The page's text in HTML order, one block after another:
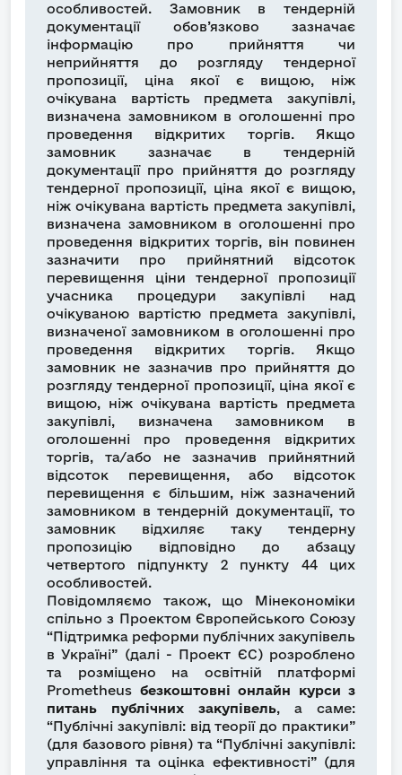
особливостей. Замовник в тендерній
документації обов’язково зазначає
інформацію про прийняття чи
неприйняття до розгляду тендерної
пропозиції, ціна якої є вищою, ніж
очікувана вартість предмета закупівлі,
визначена замовником в оголошенні про
проведення відкритих торгів. Якщо
замовник зазначає в тендерній
документації про прийняття до розгляду
тендерної пропозиції, ціна якої є вищою,
ніж очікувана вартість предмета закупівлі,
визначена замовником в оголошенні про
проведення відкритих торгів, він повинен
зазначити про прийнятний відсоток
перевищення ціни тендерної пропозиції
учасника процедури закупівлі над
очікуваною вартістю предмета закупівлі,
визначеної замовником в оголошенні про
проведення відкритих торгів. Якщо
замовник не зазначив про прийняття до
розгляду тендерної пропозиції, ціна якої є
вищою, ніж очікувана вартість предмета
закупівлі, визначена замовником в
оголошенні про проведення відкритих
торгів, та/або не зазначив прийнятний
відсоток перевищення, або відсоток
перевищення є більшим, ніж зазначений
замовником в тендерній документації, то
замовник відхиляє таку тендерну
пропозицію відповідно до абзацу
четвертого підпункту 2 пункту 44 цих
особливостей.
Повідомляємо також, що Мінекономіки
спільно з Проектом Європейського Союзу
“Підтримка реформи публічних закупівель
в Україні” (далі - Проект ЄС) розроблено
та розміщено на освітній платформі
Prometheus безкоштовні онлайн курси з
питань публічних закупівель, а саме:
“Публічні закупівлі: від теорії до практики”
(для базового рівня) та “Публічні закупівлі:
управління та оцінка ефективності” (для